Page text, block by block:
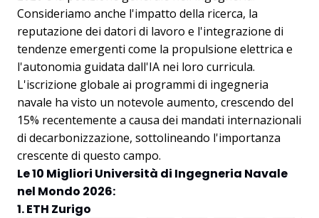
Consideriamo anche l'impatto della ricerca, la
reputazione dei datori di lavoro e l'integrazione di
tendenze emergenti come la propulsione elettrica e
l'autonomia guidata dall'IA nei loro curricula.
L'iscrizione globale ai programmi di ingegneria
navale ha visto un notevole aumento, crescendo del
15% recentemente a causa dei mandati internazionali
di decarbonizzazione, sottolineando l'importanza
crescente di questo campo.
Le 10 Migliori Università di Ingegneria Navale
nel Mondo 2026:
1. ETH Zurigo